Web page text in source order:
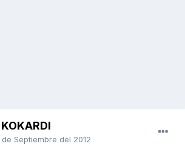
de Septiembre del 2012